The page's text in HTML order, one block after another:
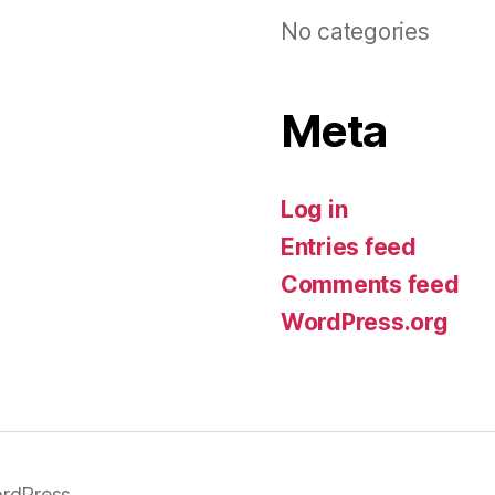
No categories
Meta
Log in
Entries feed
Comments feed
WordPress.org